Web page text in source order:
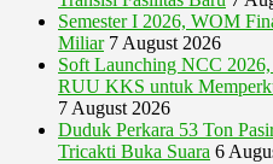
Semester I 2026, WOM
Miliar 7 August 2026
Soft Launching NCC
RUU KKS untuk
7 August 2026
Duduk Perkara 53 Ton
Tricakti Buka Suara 6